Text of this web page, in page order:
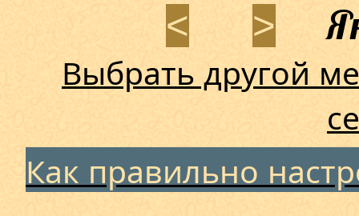
< >
Выбрать другой
Как правильно